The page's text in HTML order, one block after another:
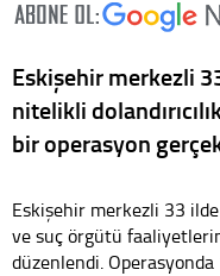
Eskişehir merkezli
nitelikli
bir operasyon
Eskişehir merkezli 33 ilde
ve suç örgütü
düzenlendi.